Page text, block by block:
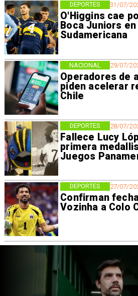
31/07/
O'Higgins cae
Boca Juniors en
Sudamericana
DEPORTES
29/07/
Operadores de
piden acelerar
Chile
NACIONAL
28/07/
Fallece Lucy
primera
Juegos
DEPORTES
27/07/
Confirman
Vozinha a Colo
DEPORTES